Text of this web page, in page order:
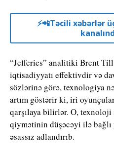
⚡️📲Təcili xəbərlər
“Jefferies” analitiki Brent
iqtisadiyyatı effektivdir və
sözlərinə görə, texnologiya
artım göstərir ki, iri
qarşılaya bilirlər. O,
qiymətinin düşəcəyi ilə bağlı
əsassız adlandırıb.